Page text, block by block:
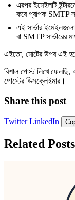
এরপর ইমেইলটি
করে প্রাপক SMTP
এই সার্ভার
বা SMTP সার্ভারের
এইতো, মোটের উপর এই
বিশাল পোস্ট লিখে
পোস্টের ডিসক্লেইমার।
Share this post
Twitter LinkedIn
Related Posts